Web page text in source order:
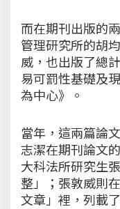
而在期刊出版的
管理研究所的胡
威，也出版了總
易可罰性基礎及
為中心》。
當年，這兩篇論
志潔在期刊論文
大科法所研究生
整」；張敦威則
文章」裡，列載